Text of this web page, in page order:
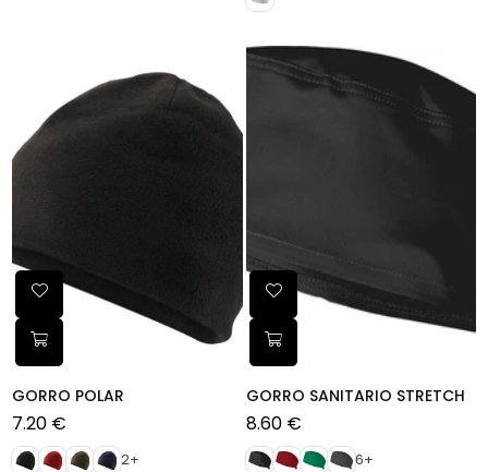
GORRO POLAR
Preço
normal
7.20 €
2+
GORRO SANITARIO STRETCH
Preço
normal
8.60 €
6+